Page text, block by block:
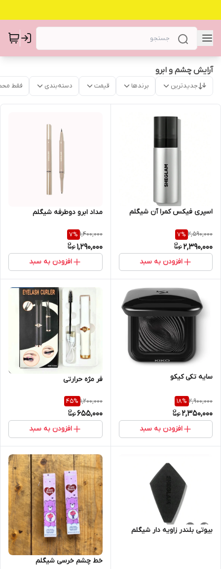
آرایش چشم و ابرو
جدیدترین برندها قیمت دسته‌بندی فقط
اسپری فیکس کمرا آن شیگلم
2,590,000
7%
2,390,000
افزودن به سبد
مداد ابرو دوطرفه شیگلم
1,400,000
7%
1,290,000
افزودن به سبد
سایه تکی کیکو
2,900,000
18%
2,350,000
افزودن به سبد
فر مژه حرارتی
1,200,000
45%
655,000
افزودن به سبد
بیوتی بلندر زاویه دار شیگلم
خط چشم خرسی شیگلم